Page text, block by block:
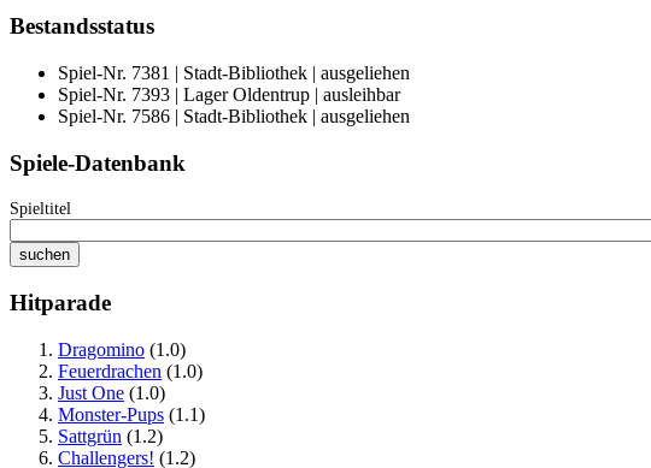
Bestandsstatus
Spiel-Nr. 7381 | Stadt-Bibliothek | ausgeliehen
Spiel-Nr. 7393 | Lager Oldentrup | ausleihbar
Spiel-Nr. 7586 | Stadt-Bibliothek | ausgeliehen
Spiele-Datenbank
Spieltitel
Hitparade
Dragomino (1.0)
Feuerdrachen (1.0)
Just One (1.0)
Monster-Pups (1.1)
Sattgrün (1.2)
Challengers! (1.2)